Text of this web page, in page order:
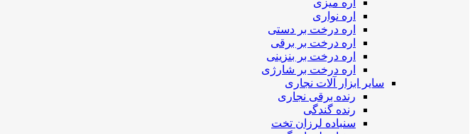
اره میزی
اره نواری
اره درخت بر دستی
اره درخت بر برقی
اره درخت بر بنزینی
اره درخت بر شارژی
سایر ابزار آلات نجاری
رنده برقی نجاری
رنده گندگی
سنباده لرزان تخت